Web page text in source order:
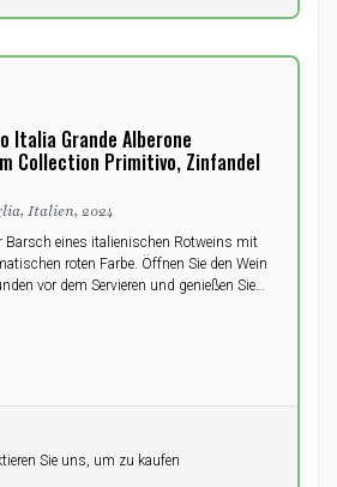
Italia Grande Alberone
Collection Primitivo, Zinfandel
Italien, 2024
Barsch eines italienischen Rotweins mit
roten Farbe. Öffnen Sie den Wein
vor dem Servieren und genießen Sie
Sie uns, um zu kaufen